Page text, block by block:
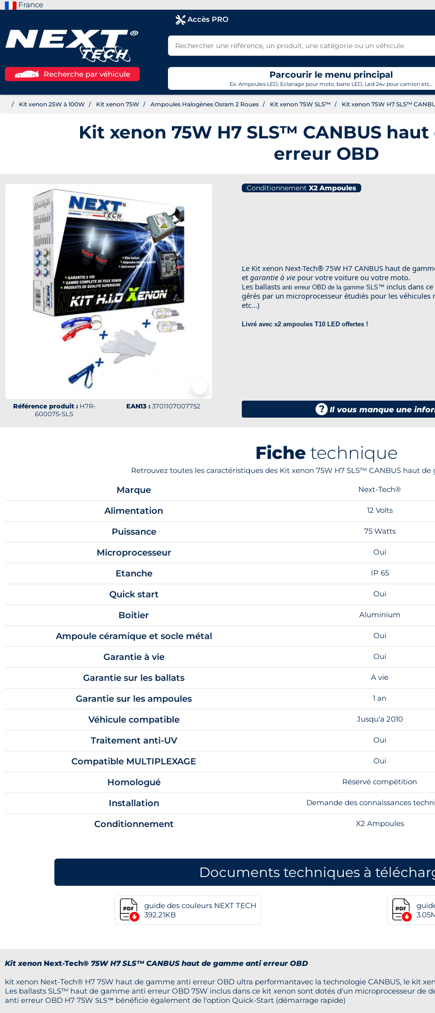
France
Accès PRO
Recherche par véhicule Parcourir le menu principal
Ex: Ampoules LED, Eclairage pour moto, barre LED, Led 24v pour camion etc...
Kit xenon 25W à 100W Kit xenon 75W Ampoules Halogènes Osram 2 Roues Kit xenon 75W SLS™ Kit xenon 75W H7 SLS™
Kit xenon 75W H7 SLS™ CANBUS
erreur OBD
Référence produit :H7R-
600075-SLS
EAN13 :3701107007752
Conditionnement X2 Ampoules
Le Kit xenon Next-Tech® 75W H7 CANBUS haut de
et garantie à viepour votre voiture ou votre moto.
Les ballasts anti erreur OBDde la gamme SLS™ inclus dans
gérés par un microprocesseur étudiés pour les
etc...)
Livré avec x2 ampoules T10 LED offertes !
? Il vous manque une
Fichetechnique
Retrouvez toutes les caractéristiques des Kit xenon 75W H7 SLS™ CANBUS haut
Marque Next-Tech®
Alimentation 12 Volts
Puissance 75 Watts
Microprocesseur Oui
Etanche IP 65
Quick start Oui
Boitier Aluminium
Ampoule céramique et socle métal Oui
Garantie à vie Oui
Garantie sur les ballats A vie
Garantie sur les ampoules 1 an
Véhicule compatible Jusqu'a 2010
Traitement anti-UV Oui
Compatible MULTIPLEXAGE Oui
Homologué Réservé compétition
Installation Demande des connaissances
Conditionnement X2 Ampoules
Documents techniques à
guide des couleurs NEXT TECH
392.21KB
Kit xenon Next-Tech® 75W H7 SLS™ CANBUS haut de gamme anti erreur OBD
kit xenon Next-Tech® H7 75W haut de gamme anti erreur OBD ultra performantavec la technologie CANBUS, le kit
Les ballasts SLS™ haut de gamme anti erreur OBD 75W inclus dans ce kit xenon sont dotés d'un microprocesseur de
anti erreur OBD H7 75W SLS™ bénéficie également de l'option Quick-Start (démarrage rapide)